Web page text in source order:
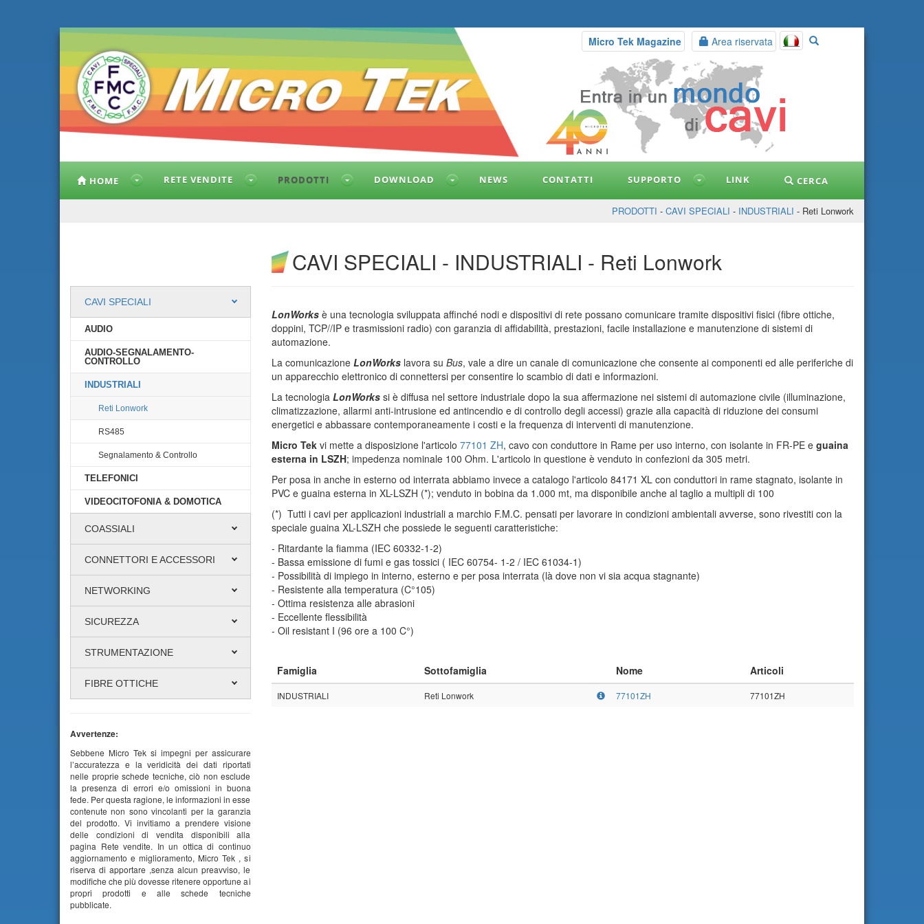
Micro Tek Magazine Area riservata
HOME RETE VENDITE PRODOTTI DOWNLOAD NEWS CONTATTI SUPPORTO LINK CERCA
PRODOTTI - CAVI SPECIALI - INDUSTRIALI - Reti Lonwork
CAVI SPECIALI
AUDIO
AUDIO-SEGNALAMENTO-
CONTROLLO
INDUSTRIALI
Reti Lonwork
RS485
Segnalamento & Controllo
TELEFONICI
VIDEOCITOFONIA & DOMOTICA
COASSIALI
CONNETTORI E ACCESSORI
NETWORKING
SICUREZZA
STRUMENTAZIONE
FIBRE OTTICHE
Avvertenze:
Sebbene Micro Tek si impegni per assicurare
l’accuratezza e la veridicità dei dati riportati
nelle proprie schede tecniche, ciò non esclude
la presenza di errori e/o omissioni in buona
fede. Per questa ragione, le informazioni in esse
contenute non sono vincolanti per la garanzia
del prodotto. Vi invitiamo a prendere visione
delle condizioni di vendita disponibili alla
pagina Rete vendite. In un ottica di continuo
aggiornamento e miglioramento, Micro Tek , si
riserva di apportare ,senza alcun preavviso, le
modifiche che più dovesse ritenere opportune ai
propri prodotti e alle schede tecniche
pubblicate.
CAVI SPECIALI - INDUSTRIALI - Reti Lonwork
LonWorksè una tecnologia sviluppata affinché nodi e dispositivi di rete possano comunicare tramite dispositivi fisici (fibre ottiche,
doppini, TCP//IP e trasmissioni radio) con garanzia di affidabilità, prestazioni, facile installazione e manutenzione di sistemi di
automazione.
La comunicazione LonWorkslavora su Bus, vale a dire un canale di comunicazione che consente ai componenti ed alle periferiche di
un apparecchio elettronico di connettersi per consentire lo scambio di dati e informazioni.
La tecnologia LonWorkssi è diffusa nel settore industriale dopo la sua affermazione nei sistemi di automazione civile (illuminazione,
climatizzazione, allarmi anti-intrusione ed antincendio e di controllo degli accessi) grazie alla capacità di riduzione dei consumi
energetici e abbassare contemporaneamente i costi e la frequenza di interventi di manutenzione.
Micro Tekvi mette a disposizione l'articolo 77101 ZH, cavo con conduttore in Rame per uso interno, con isolante in FR-PE e guaina
esterna in LSZH; impedenza nominale 100 Ohm. L'articolo in questione è venduto in confezioni da 305 metri.
Per posa in anche in esterno od interrata abbiamo invece a catalogo l'articolo 84171 XL con conduttori in rame stagnato, isolante in
PVC e guaina esterna in XL-LSZH (*); venduto in bobina da 1.000 mt, ma disponibile anche al taglio a multipli di 100
(*) Tutti i cavi per applicazioni industriali a marchio F.M.C. pensati per lavorare in condizioni ambientali avverse, sono rivestiti con la
speciale guaina XL-LSZH che possiede le seguenti caratteristiche:
- Ritardante la fiamma (IEC 60332-1-2)
- Bassa emissione di fumi e gas tossici ( IEC 60754- 1-2 / IEC 61034-1)
- Possibilità di impiego in interno, esterno e per posa interrata (là dove non vi sia acqua stagnante)
- Resistente alla temperatura (C°105)
- Ottima resistenza alle abrasioni
- Eccellente flessibilità
- Oil resistant I (96 ore a 100 C°)
Famiglia Sottofamiglia Nome Articoli
INDUSTRIALI Reti Lonwork 77101ZH 77101ZH